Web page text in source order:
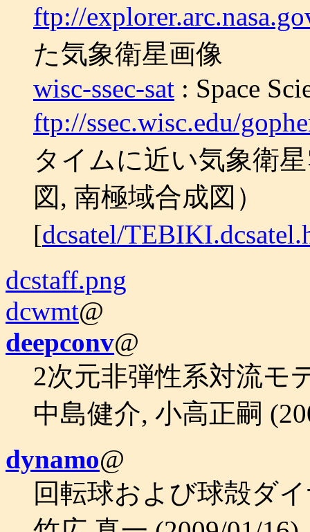
ftp://
た気象衛星画像
wisc-ssec-sat : Space
ftp://ssec.wisc.edu/
タイムに近い気象衛
図, 南極域合成図）
[dcsatel/
dcstaff.png
dcwmt@
deepconv@
2次元非弾性系対流モ
中島健介, 小高正嗣
dynamo@
回転球および球殻ダ